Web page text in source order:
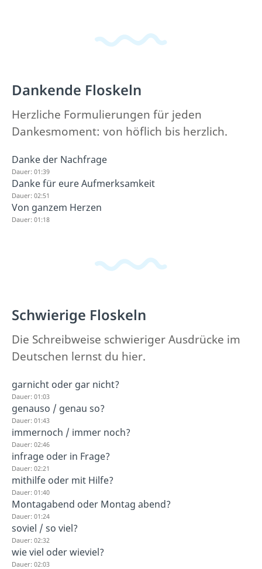
Dankende Floskeln
Herzliche Formulierungen für jeden
Dankesmoment: von höflich bis herzlich.
Danke der Nachfrage
Dauer: 01:39
Danke für eure Aufmerksamkeit
Dauer: 02:51
Von ganzem Herzen
Dauer: 01:18
Schwierige Floskeln
Die Schreibweise schwieriger Ausdrücke im
Deutschen lernst du hier.
garnicht oder gar nicht?
Dauer: 01:03
genauso / genau so?
Dauer: 01:43
immernoch / immer noch?
Dauer: 02:46
infrage oder in Frage?
Dauer: 02:21
mithilfe oder mit Hilfe?
Dauer: 01:40
Montagabend oder Montag abend?
Dauer: 01:24
soviel / so viel?
Dauer: 02:32
wie viel oder wieviel?
Dauer: 02:03